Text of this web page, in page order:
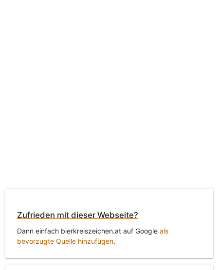
Zufrieden mit dieser Webseite?
Dann einfach bierkreiszeichen.at auf Google als
bevorzugte Quelle hinzufügen.